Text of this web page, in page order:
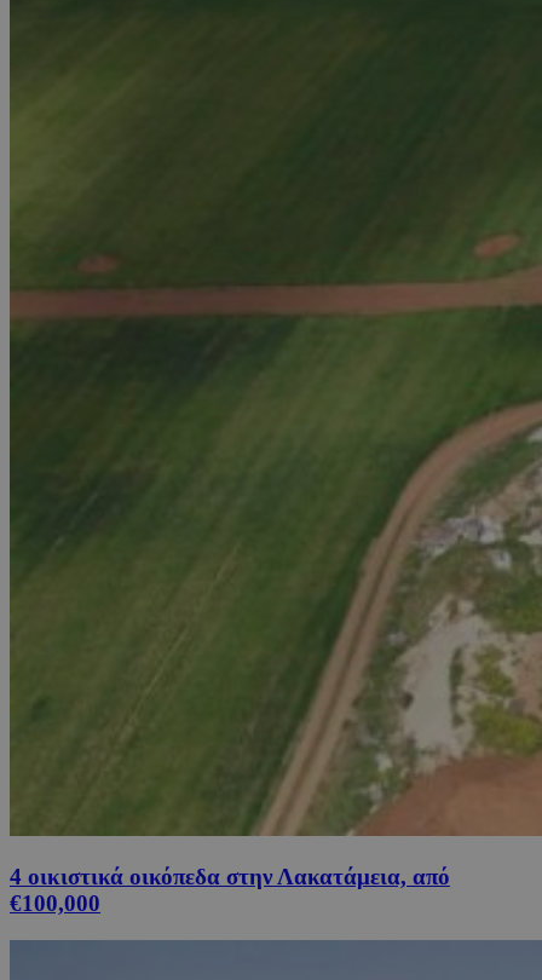
4 οικιστικά οικόπεδα στην Λακατάμεια, από
€100,000